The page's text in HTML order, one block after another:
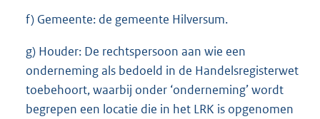
f) Gemeente: de gemeente Hilversum.
g) Houder: De rechtspersoon aan wie een
onderneming als bedoeld in de Handelsregisterwet
toebehoort, waarbij onder ‘onderneming’ wordt
begrepen een locatie die in het LRK is opgenomen